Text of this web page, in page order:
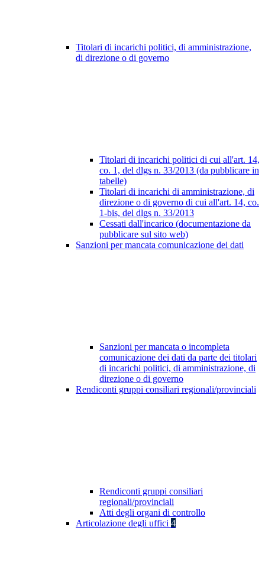
Titolari di incarichi politici, di amministrazione,
di direzione o di governo
Titolari di incarichi politici di cui all'art. 14,
co. 1, del dlgs n. 33/2013 (da pubblicare in
tabelle)
Titolari di incarichi di amministrazione, di
direzione o di governo di cui all'art. 14, co.
1-bis, del dlgs n. 33/2013
Cessati dall'incarico (documentazione da
pubblicare sul sito web)
Sanzioni per mancata comunicazione dei dati
Sanzioni per mancata o incompleta
comunicazione dei dati da parte dei titolari
di incarichi politici, di amministrazione, di
direzione o di governo
Rendiconti gruppi consiliari regionali/provinciali
Rendiconti gruppi consiliari
regionali/provinciali
Atti degli organi di controllo
Articolazione degli uffici 4